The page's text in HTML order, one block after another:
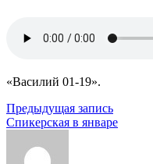
«Василий 01-19».
Навигация
по
записям
Предыдущая запись
Спикерская в январе